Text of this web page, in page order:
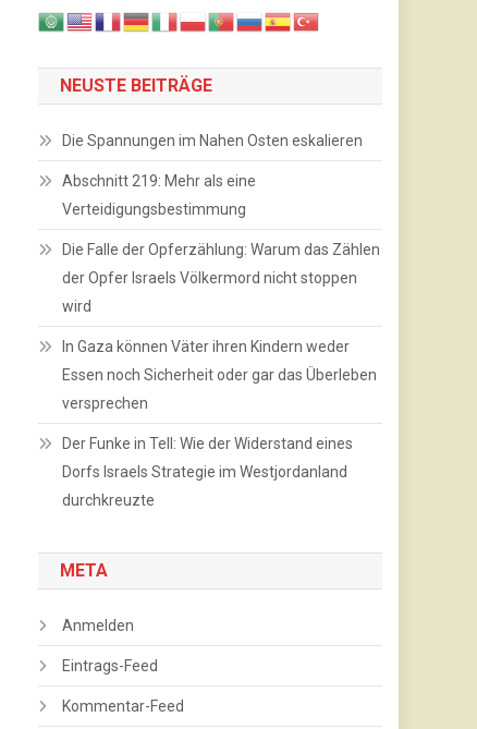
NEUSTE BEITRÄGE
Die Spannungen im Nahen Osten eskalieren
Abschnitt 219: Mehr als eine
Verteidigungsbestimmung
Die Falle der Opferzählung: Warum das Zählen
der Opfer Israels Völkermord nicht stoppen
wird
In Gaza können Väter ihren Kindern weder
Essen noch Sicherheit oder gar das Überleben
versprechen
Der Funke in Tell: Wie der Widerstand eines
Dorfs Israels Strategie im Westjordanland
durchkreuzte
META
Anmelden
Eintrags-Feed
Kommentar-Feed